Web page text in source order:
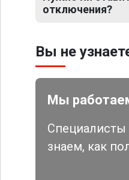
отключения?
Вы не
Мы
знаем, как